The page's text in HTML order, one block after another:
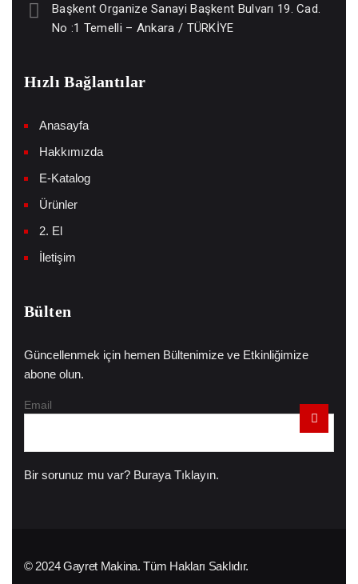
Başkent Organize Sanayi Başkent Bulvarı 19. Cad.
No :1 Temelli – Ankara / TÜRKİYE
Hızlı Bağlantılar
Anasayfa
Hakkımızda
E-Katalog
Ürünler
2. El
İletişim
Bülten
Güncellenmek için hemen Bültenimize ve Etkinliğimize
abone olun.
Email
Bir sorunuz mu var? Buraya Tıklayın.
© 2024 Gayret Makina. Tüm Hakları Saklıdır.